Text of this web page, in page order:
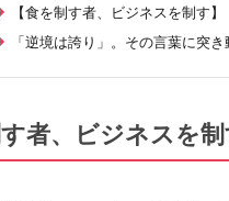
【食を制す者、ビジネスを制す】
「逆境は誇り」。その言葉に突
す者、ビジネスを制